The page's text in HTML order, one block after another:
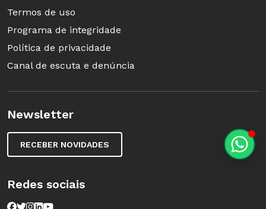
Termos de uso
Programa de integridade
Política de privacidade
Canal de escuta e denúncia
Newsletter
RECEBER NOVIDADES
Redes sociais